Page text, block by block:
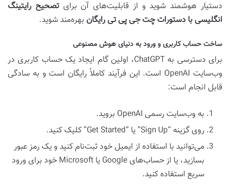
دستیار هوشمند شوید و از قابلیت‌های آن برایتصحیح رایتینگ
انگلیسی با دستورات چت جی پی تی رایگان بهره‌مند شوید.
ساخت حساب کاربری و ورود به دنیای هوش مصنوعی
برای دسترسی به ChatGPT، اولین گام ایجاد یک حساب کاربری در
وب‌سایت OpenAI است. این فرآیند کاملاً رایگان است و به سادگی
قابل انجام است:
به وب‌سایت رسمی OpenAI بروید.
روی گزینه “Sign Up” یا “Get Started” کلیک کنید.
می‌توانید با استفاده از ایمیل خود ثبت‌نام کنید و یک رمز عبور
بسازید، یا از حساب‌های Google یا Microsoft خود برای ورود
سریع استفاده کنید.